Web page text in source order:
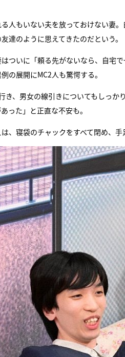
人もいない夫を放っておけない妻
達のように思えてきたのだという。
ついに「頼る先がないなら、自宅
の展開にMC2人も驚愕する。
き、男女の線引きについてもしっ
った」と正直な不安も。
、寝袋のチャックをすべて閉め、